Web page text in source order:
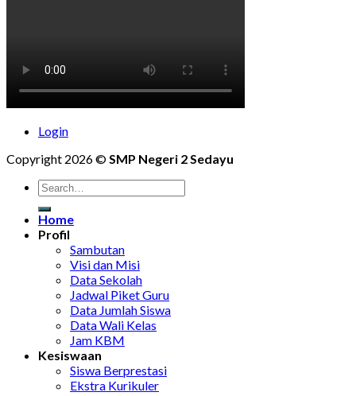
Login
Copyright 2026 © SMP Negeri 2 Sedayu
Home
Profil
Sambutan
Visi dan Misi
Data Sekolah
Jadwal Piket Guru
Data Jumlah Siswa
Data Wali Kelas
Jam KBM
Kesiswaan
Siswa Berprestasi
Ekstra Kurikuler